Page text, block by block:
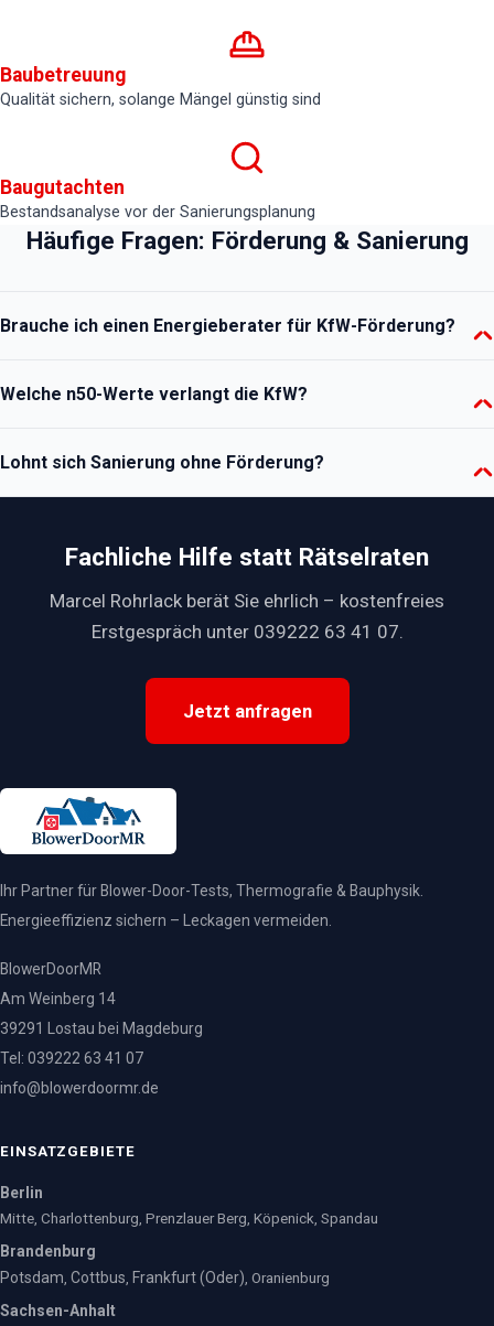
Baubetreuung
Qualität sichern, solange Mängel günstig sind
Baugutachten
Bestandsanalyse vor der Sanierungsplanung
Häufige Fragen: Förderung & Sanierung
Brauche ich einen Energieberater für KfW-Förderung?
gelisteten Energieeffizienz-Experten (EEE). Er stellt den Antrag vor
Blower-Door-Protokoll als Anlage.
Welche n50-Werte verlangt die KfW?
≤ 0,6 h⁻¹. Maßgeblich sind die technischen Mindestanforderungen
des jeweiligen Programms – Details im KfW-Ratgeber.
Lohnt sich Sanierung ohne Förderung?
Jahren. Die Messung zeigt, welche Maßnahmen bei Ihrem Gebäude
die kürzeste Amortisation haben.
Fachliche Hilfe statt Rätselraten
Marcel Rohrlack berät Sie ehrlich – kostenfreies
Erstgespräch unter 039222 63 41 07.
Jetzt anfragen
Ihr Partner für Blower-Door-Tests, Thermografie & Bauphysik.
Energieeffizienz sichern – Leckagen vermeiden.
BlowerDoorMR
Am Weinberg 14
39291 Lostau bei Magdeburg
Tel: 039222 63 41 07
info@blowerdoormr.de
EINSATZGEBIETE
Berlin
Mitte, Charlottenburg, Prenzlauer Berg, Köpenick, Spandau
Brandenburg
Potsdam, Cottbus, Frankfurt (Oder), Oranienburg
Sachsen-Anhalt